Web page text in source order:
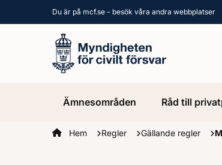
Du är på mcf.se - besök våra andra webbplatser
Ämnesområden Råd till
Startsidan
Hem Regler Gällande regler